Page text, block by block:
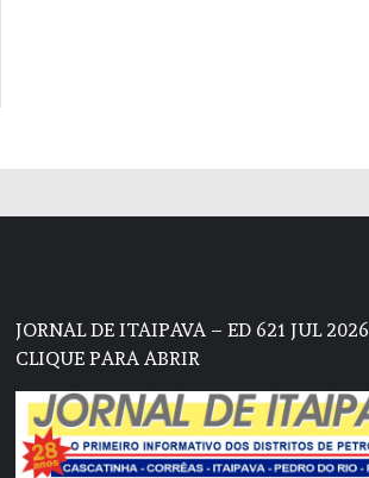
JORNAL DE ITAIPAVA – ED 621 JUL 2026
CLIQUE PARA ABRIR